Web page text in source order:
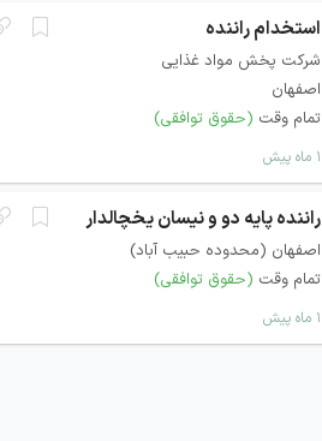
استخدام راننده
شرکت پخش مواد غذایی
اصفهان
تمام وقت (حقوق توافقی)
۱ ماه پیش
راننده پایه دو و نیسان یخچالدار
اصفهان (محدوده حبیب آباد)
تمام وقت (حقوق توافقی)
۱ ماه پیش